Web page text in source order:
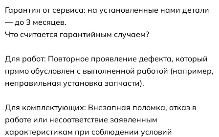
Гарантия от сервиса: на установленные нами детали
— до 3 месяцев.
Что считается гарантийным случаем?
Для работ: Повторное проявление дефекта, который
прямо обусловлен с выполненной работой (например,
неправильная установка запчасти).
Для комплектующих: Внезапная поломка, отказ в
работе или несоответствие заявленным
характеристикам при соблюдении условий